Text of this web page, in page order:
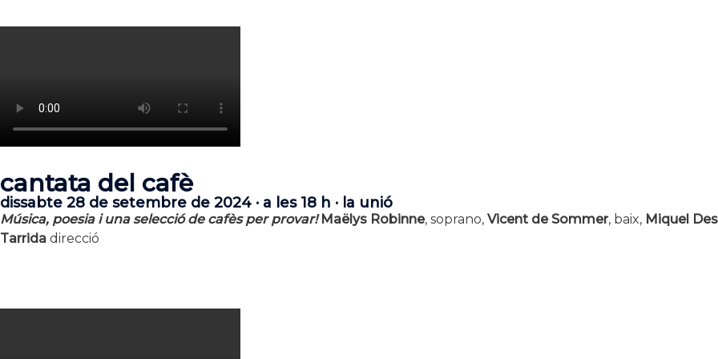
cantata del cafè
dissabte 28 de setembre de 2024 · a les 18 h · la unió
Música, poesia i una selecció de cafès per provar!Maëlys Robinne, soprano, Vicent de Sommer, baix, Miquel
Tarrida direcció